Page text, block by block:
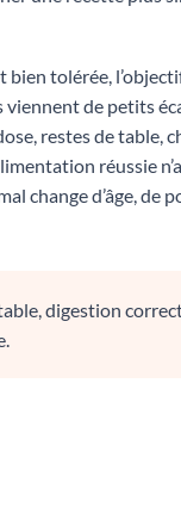
tolérée,
viennent de petits
restes de table,
réussie
change d’âge, de
digestion